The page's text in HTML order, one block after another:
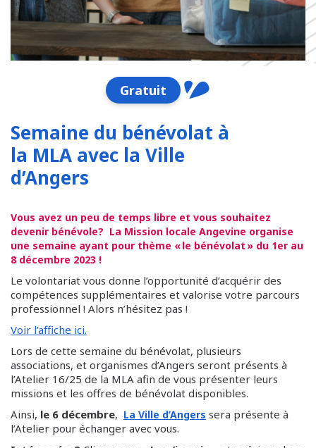
Gratuit
Semaine du bénévolat à
la MLA avec la Ville
d’Angers
Vous avez un peu de temps libre et vous souhaitez
devenir bénévole? La Mission locale Angevine organise
une semaine ayant pour thème « le bénévolat » du 1er au
8 décembre 2023 !
Le volontariat vous donne l’opportunité d’acquérir des
compétences supplémentaires et valorise votre parcours
professionnel ! Alors n’hésitez pas !
Voir l’affiche ici.
Lors de cette semaine du bénévolat, plusieurs
associations, et organismes d’Angers seront présents à
l’Atelier 16/25 de la MLA afin de vous présenter leurs
missions et les offres de bénévolat disponibles.
Ainsi, le 6 décembre, La Ville d’Angers sera présente à
l’Atelier pour échanger avec vous.